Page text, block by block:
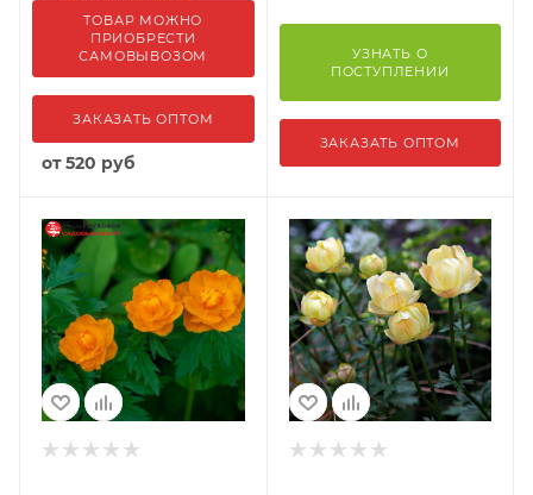
ТОВАР МОЖНО
ПРИОБРЕСТИ
САМОВЫВОЗОМ
ЗАКАЗАТЬ ОПТОМ
от520 руб
УЗНАТЬ О
ПОСТУПЛЕНИИ
ЗАКАЗАТЬ ОПТОМ